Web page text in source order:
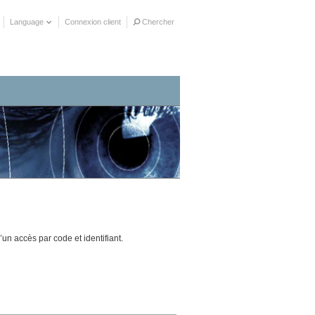
Language Connexion client Chercher
accès par code et identifiant.